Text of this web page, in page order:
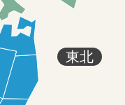
東北